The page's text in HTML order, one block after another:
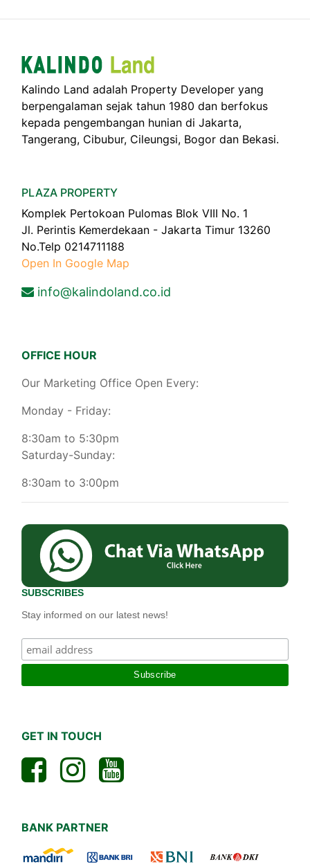
Kalindo Land adalah Property Developer yang
berpengalaman sejak tahun 1980 dan berfokus
kepada pengembangan hunian di Jakarta,
Tangerang, Cibubur, Cileungsi, Bogor dan Bekasi.
PLAZA PROPERTY
Komplek Pertokoan Pulomas Blok VIII No. 1
Jl. Perintis Kemerdekaan - Jakarta Timur 13260
No.Telp 0214711188
Open In Google Map
info@kalindoland.co.id
OFFICE HOUR
Our Marketing Office Open Every:
Monday - Friday:
8:30am to 5:30pm
Saturday-Sunday:
8:30am to 3:00pm
SUBSCRIBES
Stay informed on our latest news!
GET IN TOUCH
BANK PARTNER